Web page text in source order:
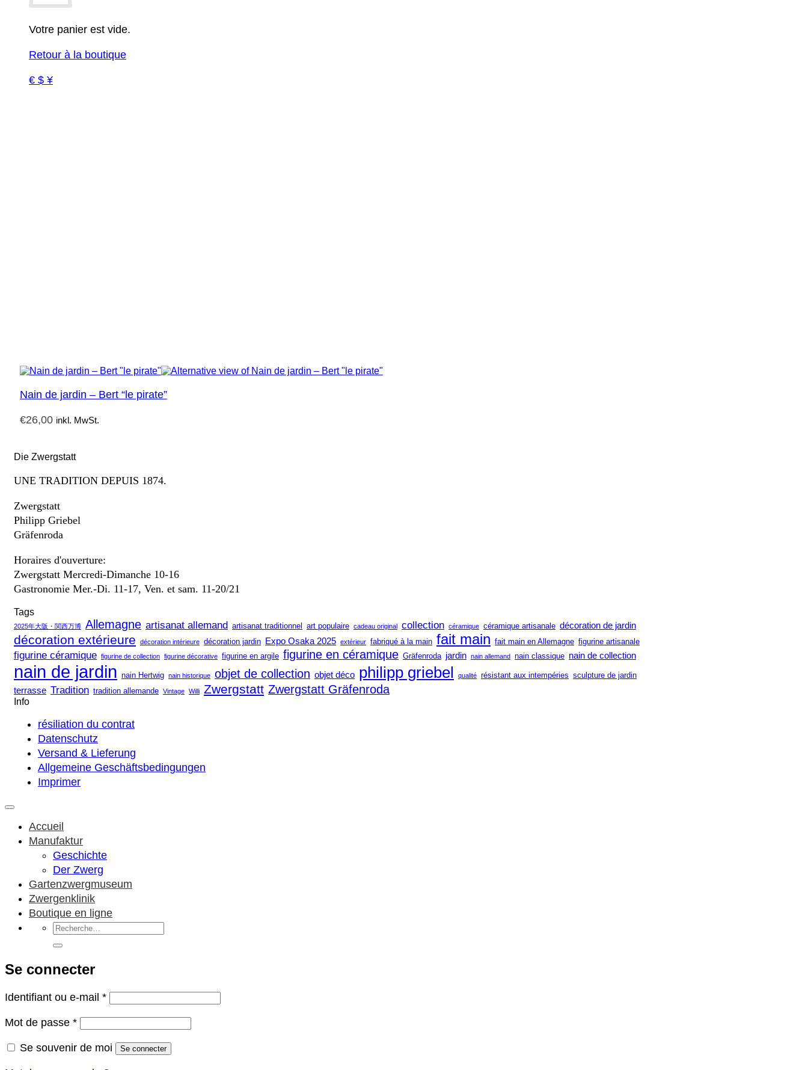
Votre panier est vide.
Retour à la boutique
€ $ ¥
Nain de jardin – Bert “le pirate”
€26,00 inkl. MwSt.
Die Zwergstatt
UNE TRADITION DEPUIS 1874.
Zwergstatt
Philipp Griebel
Gräfenroda
Horaires d'ouverture:
Zwergstatt Mercredi-Dimanche 10-16
Gastronomie Mer.-Di. 11-17, Ven. et sam. 11-20/21
Tags
2025年大阪・関西万博 Allemagne artisanat allemand artisanat traditionnel art populaire cadeau original collection céramique céramique artisanale décoration de jardin
décoration extérieure décoration intérieure décoration jardin Expo Osaka 2025 extérieur fabriqué à la main fait main fait main en Allemagne figurine artisanale
figurine céramique figurine de collection figurine décorative figurine en argile figurine en céramique Gräfenroda jardin nain allemand nain classique nain de collection
nain de jardin nain Hertwig nain historique objet de collection objet déco philipp griebel qualité résistant aux intempéries sculpture de jardin
terrasse Tradition tradition allemande Vintage Willi Zwergstatt Zwergstatt Gräfenroda
Info
résiliation du contrat
Datenschutz
Versand & Lieferung
Allgemeine Geschäftsbedingungen
Imprimer
Accueil
Manufaktur
Geschichte
Der Zwerg
Gartenzwergmuseum
Zwergenklinik
Boutique en ligne
Recherche
pour :
Se connecter
Identifiant ou e-mail *Obligatoire
Mot de passe *Obligatoire
Se souvenir de moi Se connecter